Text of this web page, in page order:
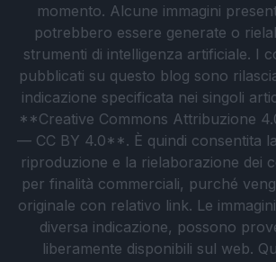
momento. Alcune immagini
potrebbero essere generate o
strumenti di intelligenza artificiale. I
pubblicati su questo blog sono
indicazione specificata nei singoli
**Creative Commons Attribuzione
— CC BY 4.0**. È quindi consentita
riproduzione e la rielaborazione dei
per finalità commerciali, purché
originale con relativo link. Le
diversa indicazione, possono
liberamente disponibili sul web.